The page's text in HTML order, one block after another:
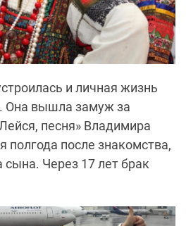
и личная жизнь
Она вышла замуж за
песня» Владимира
полгода после знакомства,
сына. Через 17 лет брак